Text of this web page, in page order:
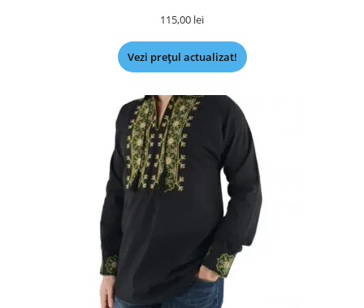
115,00 lei
Vezi prețul actualizat!